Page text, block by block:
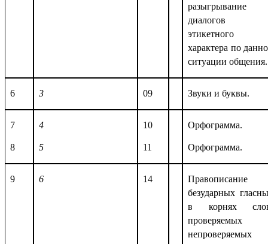
разыгрывание
диалогов
этикетного
характера по
ситуации общения.
6 3 09 Звуки и буквы.
7
8
4
5
10
11
Орфограмма.
Орфограмма.
9 6 14
Правописание
безударных
в корнях
проверяемых
непроверяемых